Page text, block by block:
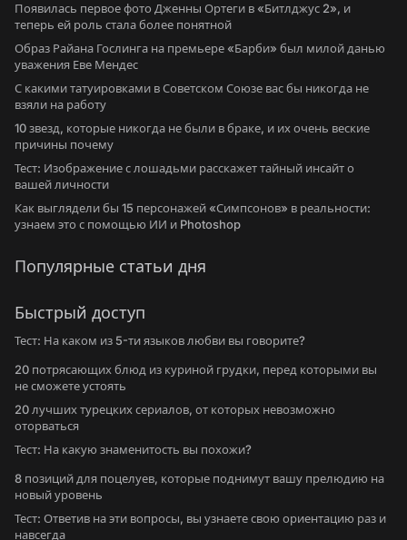
Появилась первое фото Дженны Ортеги в «Битлджус 2», и
теперь ей роль стала более понятной
Образ Райана Гослинга на премьере «Барби» был милой данью
уважения Еве Мендес
С какими татуировками в Советском Союзе вас бы никогда не
взяли на работу
10 звезд, которые никогда не были в браке, и их очень веские
причины почему
Тест: Изображение с лошадьми расскажет тайный инсайт о
вашей личности
Как выглядели бы 15 персонажей «Симпсонов» в реальности:
узнаем это с помощью ИИ и Photoshop
Популярные статьи дня
Быстрый доступ
Тест: На каком из 5-ти языков любви вы говорите?
20 потрясающих блюд из куриной грудки, перед которыми вы
не сможете устоять
20 лучших турецких сериалов, от которых невозможно
оторваться
Тест: На какую знаменитость вы похожи?
8 позиций для поцелуев, которые поднимут вашу прелюдию на
новый уровень
Тест: Ответив на эти вопросы, вы узнаете свою ориентацию раз и
навсегда